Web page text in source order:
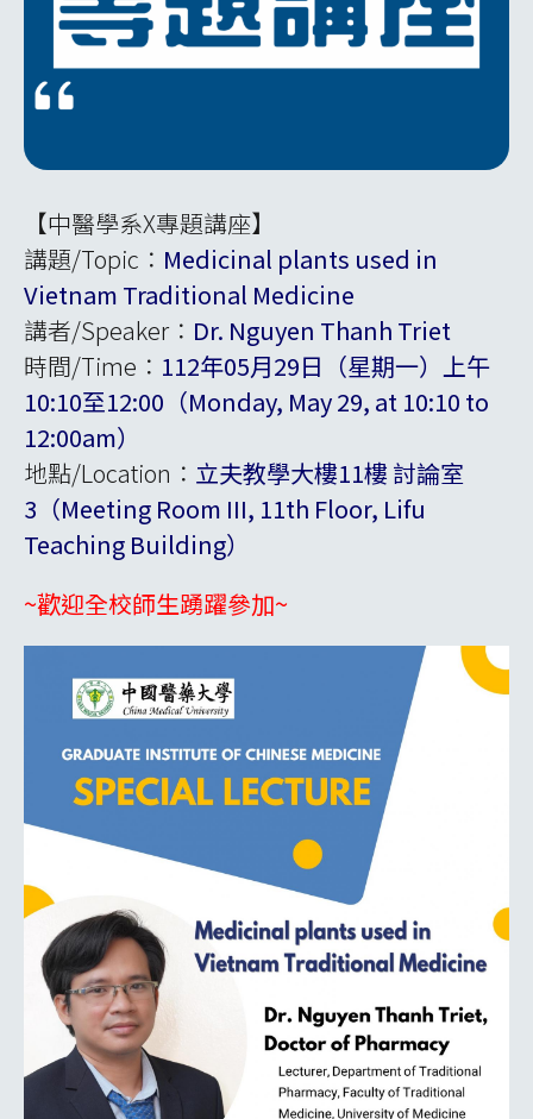
【中醫學系X專題講座】
講題/Topic： Medicinal plants used in
Vietnam Traditional Medicine
講者/Speaker： Dr. Nguyen Thanh Triet
時間/Time： 112年05月29日（星期一）上午
10:10至12:00（Monday, May29, at 10:10 to
12:00am）
地點/Location： 立夫教學大樓11樓 討論室
3（Meeting Room III, 11th Floor, Lifu
Teaching Building）
~歡迎全校師生踴躍參加~